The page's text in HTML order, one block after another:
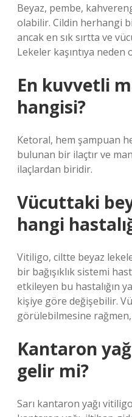
Beyaz, pembe,
olabilir. Cildin herhangi
ancak en sık sırtta ve
Lekeler kaşıntıya neden
En kuvvetli
hangisi?
Ketoral, hem şampuan
bulunan bir ilaçtır ve
ilaçlardan biridir.
Vücuttaki
hangi
Vitiligo, ciltte beyaz
bir bağışıklık sistemi
etkileyen bu hastalığın
kişiye göre değişebilir.
görülebilmesine
Kantaron
gelir mi?
Sarı kantaron yağı